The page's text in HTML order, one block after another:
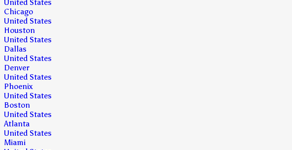
United States
Chicago
United States
Houston
United States
Dallas
United States
Denver
United States
Phoenix
United States
Boston
United States
Atlanta
United States
Miami